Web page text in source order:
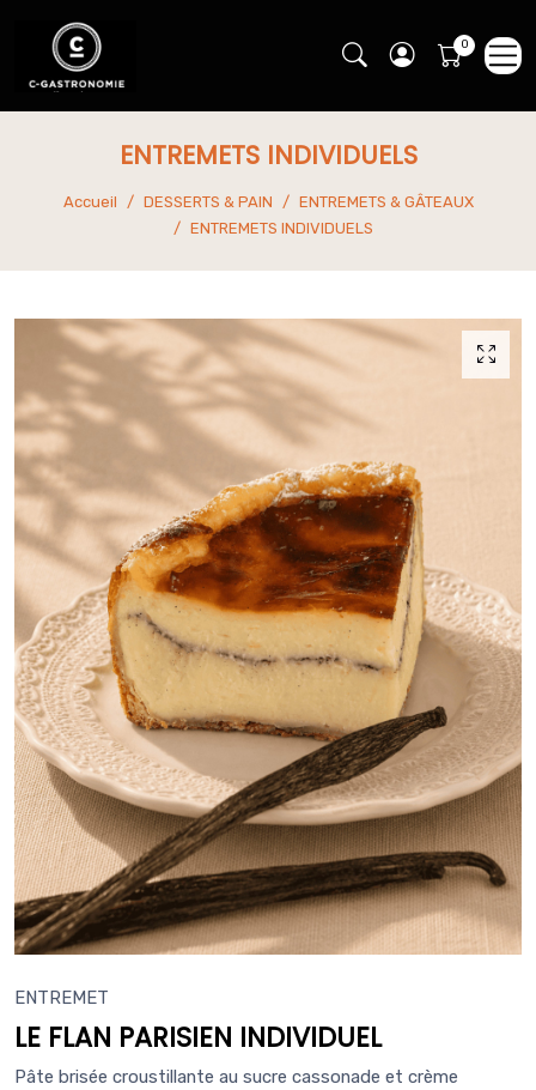
ENTREMETS INDIVIDUELS
Accueil DESSERTS & PAIN
ENTREMETS & GÂTEAUX
ENTREMETS INDIVIDUELS
ENTREMET
LE FLAN PARISIEN INDIVIDUEL
Pâte brisée croustillante au sucre cassonade et crème